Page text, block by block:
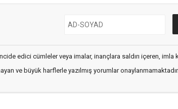
edici cümleler veya imalar, inançlara saldırı içeren, imla
ve büyük harflerle yazılmış yorumlar